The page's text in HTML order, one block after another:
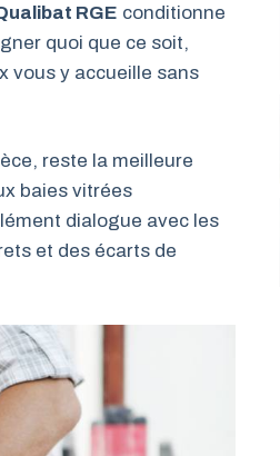
RGE conditionne
quoi que ce soit,
vous y accueille sans
reste la meilleure
baies vitrées
dialogue avec les
et des écarts de